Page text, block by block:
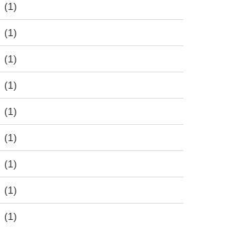
(1)
(1)
(1)
(1)
(1)
(1)
(1)
(1)
(1)